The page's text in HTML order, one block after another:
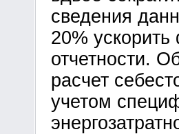
сведения
20%
отчетности.
расчет
учетом